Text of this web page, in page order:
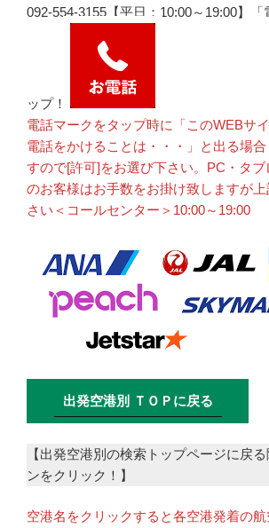
092-554-3155【平日：10:00～19:00】「
ップ！
電話マークをタップ時に「このWEBサ
電話をかけることは・・・」と出る場
すので[許可]をお選び下さい。PC・タ
のお客様はお手数をお掛け致しますが
さい＜コールセンター＞10:00～19:00
出発空港別 ＴＯＰに戻る
【出発空港別の検索トップページに戻
ンをクリック！】
空港名をクリックすると各空港発着の